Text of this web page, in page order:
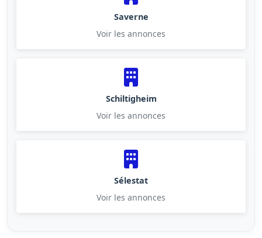
Saverne
Voir les annonces
Schiltigheim
Voir les annonces
Sélestat
Voir les annonces